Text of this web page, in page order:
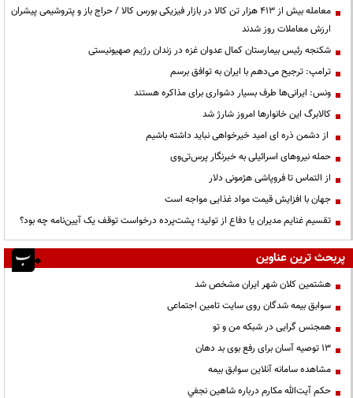
معامله بیش از ۴۱۳ هزار تن کالا در بازار فیزیکی بورس کالا / حراج باز و پتروشیمی پیشران
ارزش معاملات روز شدند
شکنجه رئیس بیمارستان کمال عدوان غزه در زندان رژیم صهیونیستی
ترامپ: ترجیح می‌دهم با ایران به توافق برسم
ونس: ایرانی‌ها طرف بسیار دشواری برای مذاکره هستند
کالابرگ این خانوارها امروز شارژ شد
از دشمن ذره ای امید خیرخواهی نباید داشته باشیم
حمله نیروهای اسرائیلی به خبرنگار پرس‌تی‌وی
از التماس تا فروپاشی هژمونی دلار
جهان با افزایش قیمت مواد غذایی مواجه است
تقسیم غنایم مدیران یا دفاع از تولید؛ پشت‌پرده درخواست توقف یک آیین‌نامه چه بود؟
پربحث ترین عناوین
هشتمین کلان شهر ایران مشخص شد
سوابق بیمه شدگان روی سایت تامین اجتماعی
همجنس گرایی در شبکه من و تو
13 توصیه آسان برای رفع بوی بد دهان
مشاهده سامانه آنلاين سوابق بیمه
حكم آيت‌الله مكارم درباره شاهين نجفي